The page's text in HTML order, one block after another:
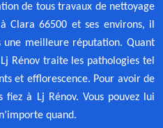
de tous travaux de nettoyage
Clara 66500 et ses environs, il
une meilleure réputation. Quant
Rénov traite les pathologies tel
et efflorescence. Pour avoir de
fiez à Lj Rénov. Vous pouvez lui
quand.